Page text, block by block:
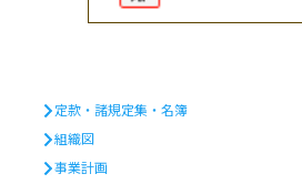
定款・諸規定集・名簿
組織図
事業計画